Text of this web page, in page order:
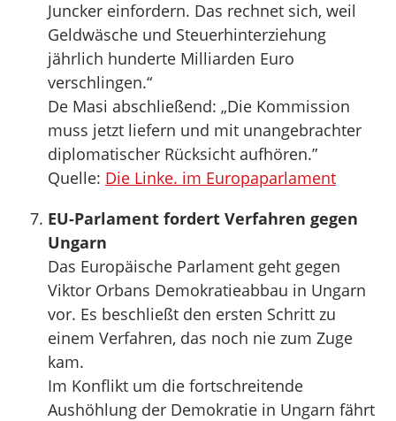
Juncker einfordern. Das rechnet sich, weil
Geldwäsche und Steuerhinterziehung
jährlich hunderte Milliarden Euro
verschlingen.“
De Masi abschließend: „Die Kommission
muss jetzt liefern und mit unangebrachter
diplomatischer Rücksicht aufhören.”
Quelle: Die Linke. im Europaparlament
EU-Parlament fordert Verfahren gegen
Ungarn
Das Europäische Parlament geht gegen
Viktor Orbans Demokratieabbau in Ungarn
vor. Es beschließt den ersten Schritt zu
einem Verfahren, das noch nie zum Zuge
kam.
Im Konflikt um die fortschreitende
Aushöhlung der Demokratie in Ungarn fährt